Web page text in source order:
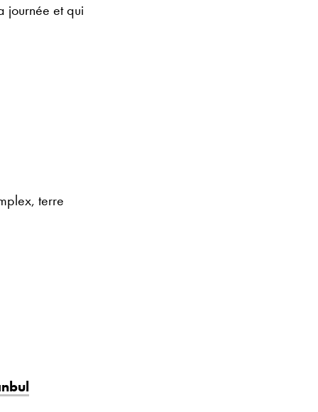
journée et qui
terre